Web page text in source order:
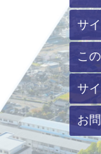
サ
こ
サ
お